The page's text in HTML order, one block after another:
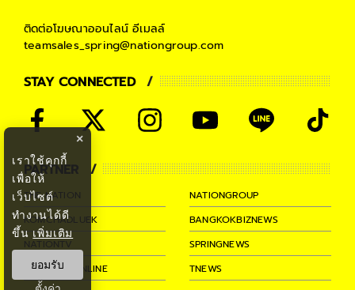
ติดต่อโฆษณาออนไลน์ อีเมลล์
teamsales_spring@nationgroup.com
STAY CONNECTED
PARTNER
THE NATION
NATIONGROUP
KOMCHADLUEK
BANGKOKBIZNEWS
NATIONTV
SPRINGNEWS
THAINEWSONLINE
TNEWS
×
เราใช้คุกกี้
เพื่อให้
เว็บไซต์
ทำงานได้ดี
ขึ้น เพิ่มเติม
ยอมรับ